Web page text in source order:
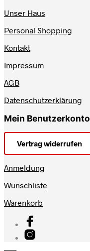
Unser Haus
Personal Shopping
Kontakt
Impressum
AGB
Datenschutzerklärung
Mein Benutzerkonto
Vertrag widerrufen
Anmeldung
Wunschliste
Warenkorb